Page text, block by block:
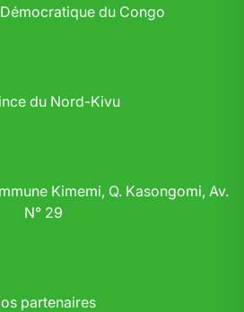
du Congo
du Nord-Kivu
Kimemi, Q. Kasongomi, Av.
N° 29
partenaires